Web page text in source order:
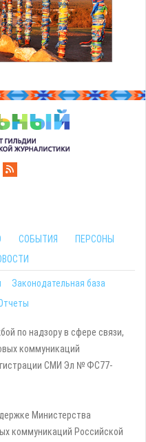
СОБЫТИЯ
ПЕРСОНЫ
Законодательная база
по надзору в сфере связи,
коммуникаций
СМИ Эл № ФС77-
Министерства
коммуникаций Российской